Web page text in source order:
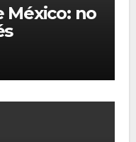
México: no